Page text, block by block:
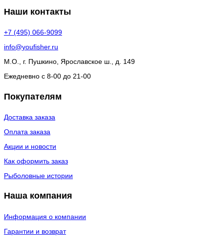
Наши контакты
+7 (495) 066-9099
info@youfisher.ru
М.О., г. Пушкино, Ярославское ш., д. 149
Ежедневно с 8-00 до 21-00
Покупателям
Доставка заказа
Оплата заказа
Акции и новости
Как оформить заказ
Рыболовные истории
Наша компания
Информация о компании
Гарантии и возврат